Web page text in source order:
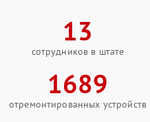
13
сотрудников в штате
1689
отремонтированных устройств